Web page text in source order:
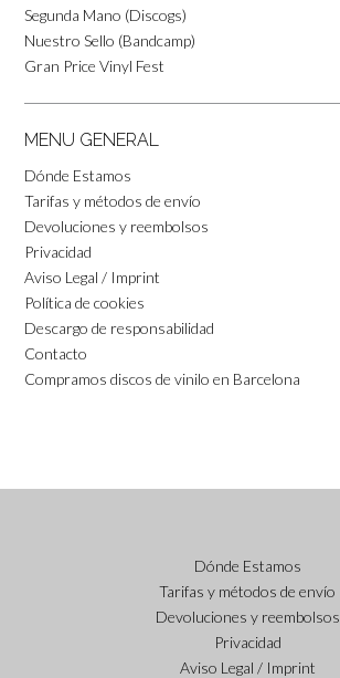
Segunda Mano (Discogs)
Nuestro Sello (Bandcamp)
Gran Price Vinyl Fest
MENU GENERAL
Dónde Estamos
Tarifas y métodos de envío
Devoluciones y reembolsos
Privacidad
Aviso Legal / Imprint
Política de cookies
Descargo de responsabilidad
Contacto
Compramos discos de vinilo en Barcelona
Dónde Estamos
Tarifas y métodos de envío
Devoluciones y reembolsos
Privacidad
Aviso Legal / Imprint